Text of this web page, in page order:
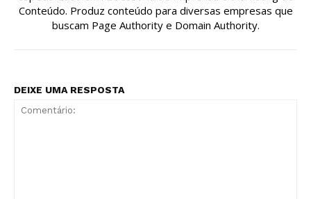
Conteúdo. Produz conteúdo para diversas empresas que
buscam Page Authority e Domain Authority.
DEIXE UMA RESPOSTA